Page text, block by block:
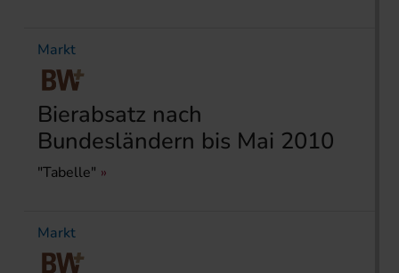
Markt
Bierabsatz nach
Bundesländern bis Mai 2010
"Tabelle"
Markt